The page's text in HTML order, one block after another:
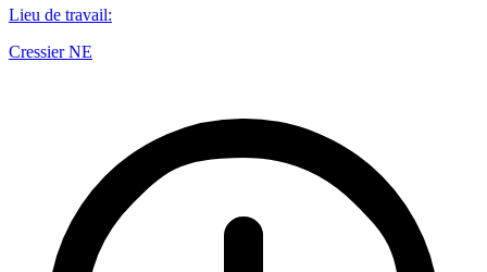
Lieu de travail:
Cressier NE